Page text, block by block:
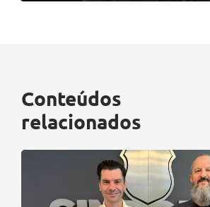
Conteúdos
relacionados